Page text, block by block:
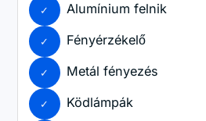
Alumínium felnik
Fényérzékelő
Metál fényezés
Ködlámpák